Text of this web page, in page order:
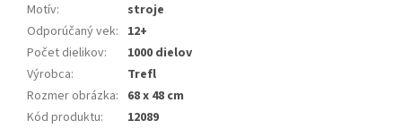
Motív:
stroje
Odporúčaný vek: 12+
Počet dielikov:
1000 dielov
Výrobca:
Trefl
Rozmer obrázka: 68 x 48 cm
Kód produktu:
12089